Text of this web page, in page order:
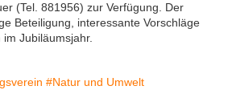
(Tel. 881956) zur Verfügung. Der
Beteiligung, interessante Vorschläge
Jubiläumsjahr.
#Natur und Umwelt